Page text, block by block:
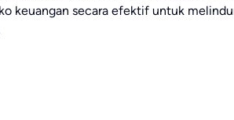
keuangan secara efektif untuk